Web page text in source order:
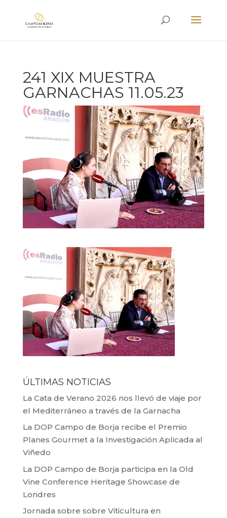
241 XIX MUESTRA
GARNACHAS 11.05.23
ÚLTIMAS NOTICIAS
La Cata de Verano 2026 nos llevó de viaje por
el Mediterráneo a través de la Garnacha
La DOP Campo de Borja recibe el Premio
Planes Gourmet a la Investigación Aplicada al
Viñedo
La DOP Campo de Borja participa en la Old
Vine Conference Heritage Showcase de
Londres
Jornada sobre sobre Viticultura en